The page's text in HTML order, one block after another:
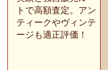
トで高額査定。アン
ティークやヴィンテ
ージも適正評価！